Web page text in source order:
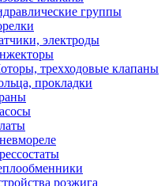
группы
электроды
трехходовые клапаны
прокладки
розжига